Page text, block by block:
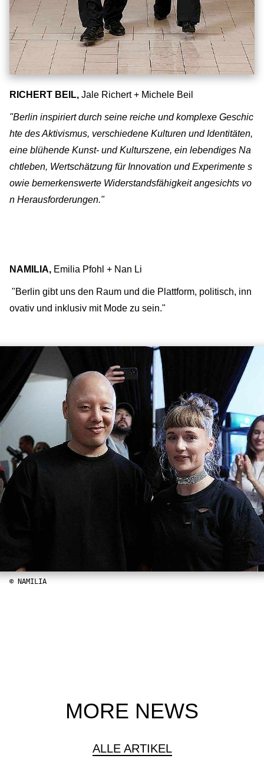
RICHERT BEIL, Jale Richert + Michele Beil
"Berlin inspiriert durch seine reiche und komplexe Geschic
hte des Aktivismus, verschiedene Kulturen und Identitäten,
eine blühende Kunst- und Kulturszene, ein lebendiges Na
chtleben, Wertschätzung für Innovation und Experimente s
owie bemerkenswerte Widerstandsfähigkeit angesichts vo
n Herausforderungen."
NAMILIA, Emilia Pfohl + Nan Li
"Berlin gibt uns den Raum und die Plattform, politisch, inn
ovativ und inklusiv mit Mode zu sein."
© NAMILIA
MORE NEWS
ALLE ARTIKEL